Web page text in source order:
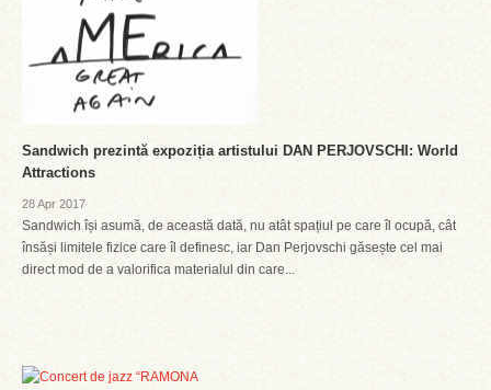
Sandwich prezintă expoziția artistului DAN PERJOVSCHI: World
Attractions
28 Apr 2017
Sandwich își asumă, de această dată, nu atât spațiul pe care îl ocupă, cât
însăși limitele fizice care îl definesc, iar Dan Perjovschi găsește cel mai
direct mod de a valorifica materialul din care...